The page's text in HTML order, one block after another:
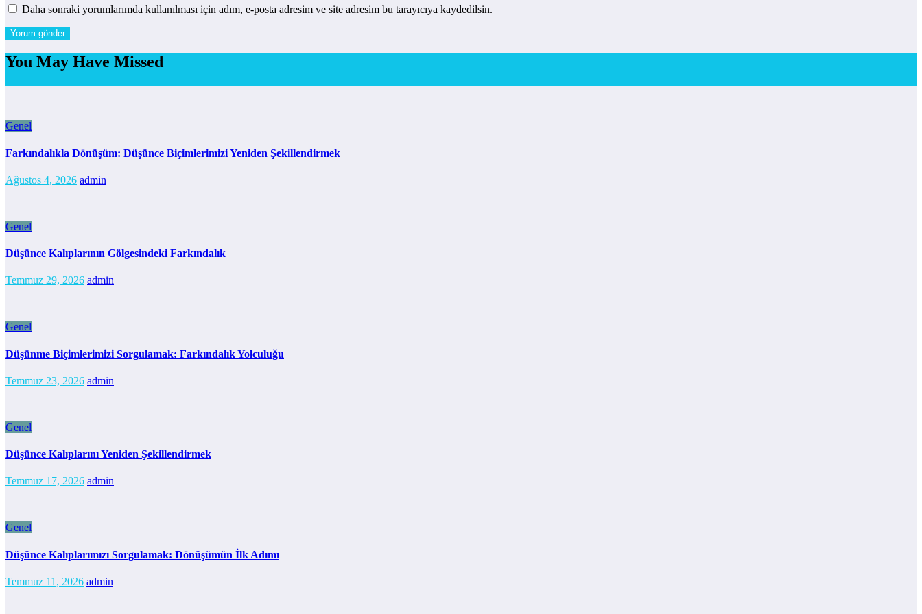
Daha sonraki yorumlarımda kullanılması için adım, e-posta adresim ve site adresim bu tarayıcıya kaydedilsin.
You May Have Missed
Genel
Farkındalıkla Dönüşüm: Düşünce Biçimlerimizi Yeniden Şekillendirmek
Ağustos 4, 2026 admin
Genel
Düşünce Kalıplarının Gölgesindeki Farkındalık
Temmuz 29, 2026 admin
Genel
Düşünme Biçimlerimizi Sorgulamak: Farkındalık Yolculuğu
Temmuz 23, 2026 admin
Genel
Düşünce Kalıplarını Yeniden Şekillendirmek
Temmuz 17, 2026 admin
Genel
Düşünce Kalıplarımızı Sorgulamak: Dönüşümün İlk Adımı
Temmuz 11, 2026 admin